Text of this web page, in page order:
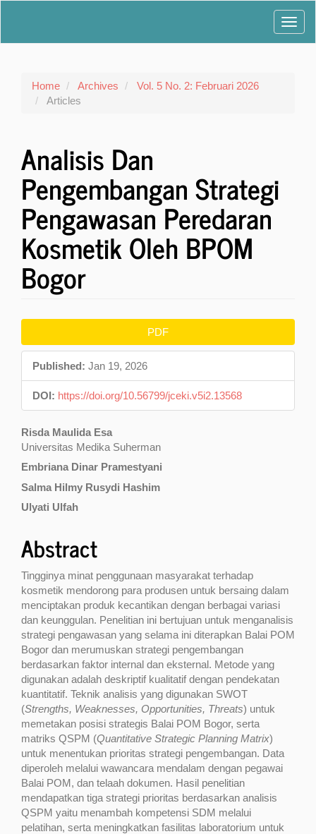
Home Archives
Vol. 5 No. 2: Februari 2026
Articles
Analisis Dan
Pengembangan Strategi
Pengawasan Peredaran
Kosmetik Oleh BPOM
Bogor
Article
Sidebar
PDF
Published: Jan 19, 2026
DOI: https://doi.org/10.56799/jceki.v5i2.13568
Main
Article
Content
Risda Maulida Esa
Universitas Medika Suherman
Embriana Dinar Pramestyani
Salma Hilmy Rusydi Hashim
Ulyati Ulfah
Abstract
Tingginya minat penggunaan masyarakat terhadap
kosmetik mendorong para produsen untuk bersaing dalam
menciptakan produk kecantikan dengan berbagai variasi
dan keunggulan. Penelitian ini bertujuan untuk menganalisis
strategi pengawasan yang selama ini diterapkan Balai POM
Bogor dan merumuskan strategi pengembangan
berdasarkan faktor internal dan eksternal. Metode yang
digunakan adalah deskriptif kualitatif dengan pendekatan
kuantitatif. Teknik analisis yang digunakan SWOT
(Strengths, Weaknesses, Opportunities, Threats) untuk
memetakan posisi strategis Balai POM Bogor, serta
matriks QSPM (Quantitative Strategic Planning Matrix)
untuk menentukan prioritas strategi pengembangan. Data
diperoleh melalui wawancara mendalam dengan pegawai
Balai POM, dan telaah dokumen. Hasil penelitian
mendapatkan tiga strategi prioritas berdasarkan analisis
QSPM yaitu menambah kompetensi SDM melalui
pelatihan, serta meningkatkan fasilitas laboratorium untuk